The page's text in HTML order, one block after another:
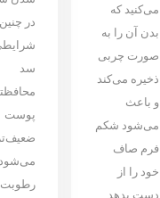
می‌کنید که
بدن آن را به
صورت چربی
ذخیره می‌کند
و باعث
می‌شود شکم
فرم صاف
خود را از
دست بدهد.
در چنین
سد
پوست
ضعیف‌تر
رطوبت